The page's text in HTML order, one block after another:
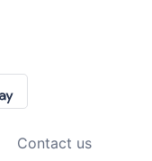
Contact us